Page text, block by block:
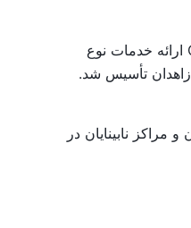
سال ۱۸۶۹ در جلفای اصفهان اقامت گزید و به فراگیری زبان فارسی پرداخت و پذیرفت که خدمت خود را در ایران گسترش دهد. پافشاری های او در هیأت CMS ارائه خدمات نوع
تأسیس شد.
و مراکز نابینایان در